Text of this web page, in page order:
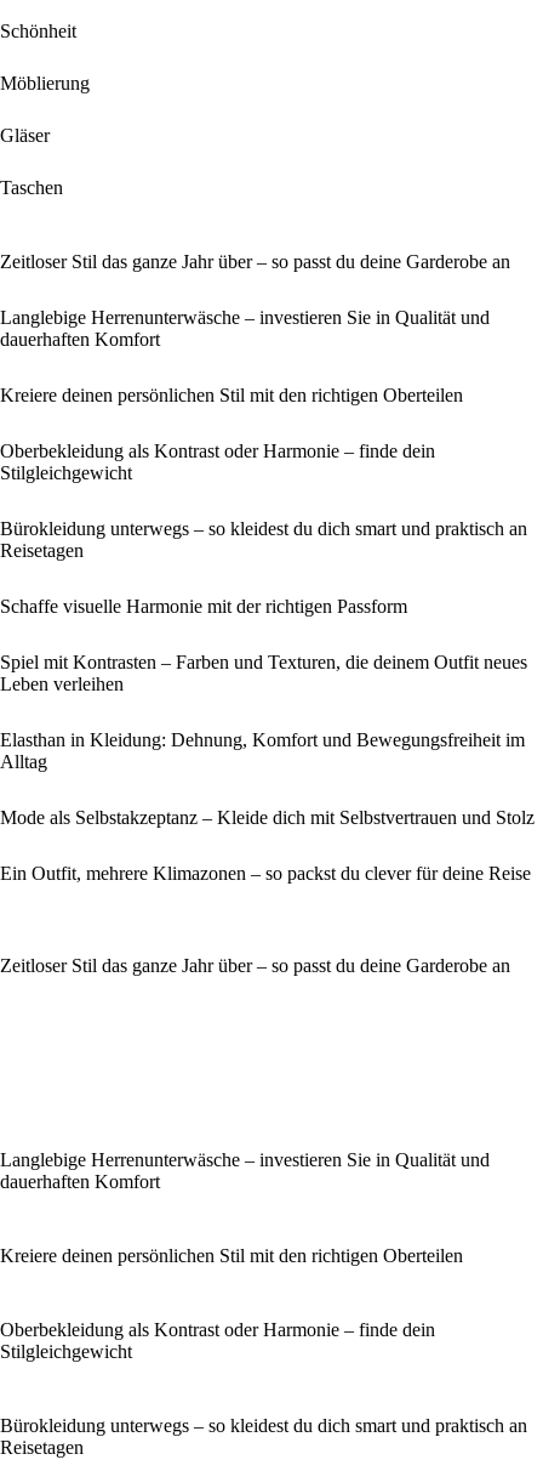
Schönheit
Möblierung
Gläser
Taschen
Zeitloser Stil das ganze Jahr über – so passt du deine Garderobe an
Langlebige Herrenunterwäsche – investieren Sie in Qualität und
dauerhaften Komfort
Kreiere deinen persönlichen Stil mit den richtigen Oberteilen
Oberbekleidung als Kontrast oder Harmonie – finde dein
Stilgleichgewicht
Bürokleidung unterwegs – so kleidest du dich smart und praktisch an
Reisetagen
Schaffe visuelle Harmonie mit der richtigen Passform
Spiel mit Kontrasten – Farben und Texturen, die deinem Outfit neues
Leben verleihen
Elasthan in Kleidung: Dehnung, Komfort und Bewegungsfreiheit im
Alltag
Mode als Selbstakzeptanz – Kleide dich mit Selbstvertrauen und Stolz
Ein Outfit, mehrere Klimazonen – so packst du clever für deine Reise
Zeitloser Stil das ganze Jahr über – so passt du deine Garderobe an
Langlebige Herrenunterwäsche – investieren Sie in Qualität und
dauerhaften Komfort
Kreiere deinen persönlichen Stil mit den richtigen Oberteilen
Oberbekleidung als Kontrast oder Harmonie – finde dein
Stilgleichgewicht
Bürokleidung unterwegs – so kleidest du dich smart und praktisch an
Reisetagen